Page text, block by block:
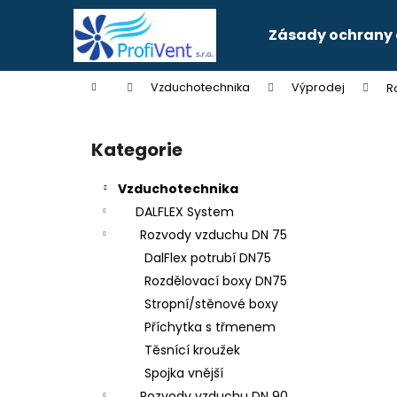
Zásady
Domů Vzduchotechnika Výprodej
Přeskočit
kategorie
Kategorie
Vzduchotechnika
DALFLEX System
Rozvody vzduchu DN 75
DalFlex potrubí DN75
Rozdělovací boxy DN75
Stropní/stěnové boxy
Příchytka s třmenem
Těsnící kroužek
Spojka vnější
í
Zpět
do
Zpět
do